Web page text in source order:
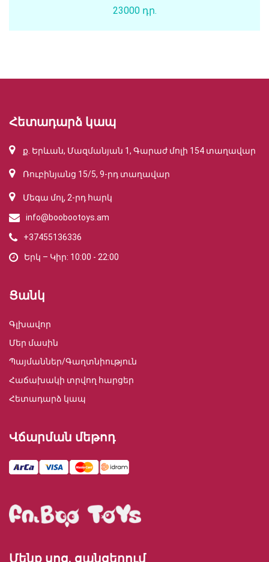
23000 դր.
Հետադարձ կապ
ք. Երևան, Մազմանյան 1, Գարաժ մոլի 154 տաղավար
Ռուբինյանց 15/5, 9-րդ տաղավար
Մեգա մոլ, 2-րդ հարկ
info@boobootoys.am
+37455136336
Երկ – Կիր: 10:00 - 22:00
Ցանկ
Գլխավոր
Մեր մասին
Պայմաններ/Գաղտնիություն
Հաճախակի տրվող հարցեր
Հետադարձ կապ
Վճարման մեթոդ
Մենք սոց. ցանցերում